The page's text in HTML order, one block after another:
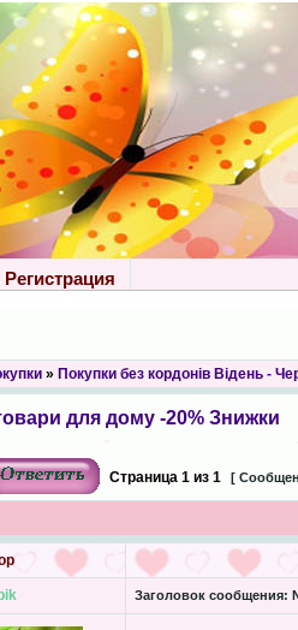
» Покупки без кордонів Відень -
для дому -20% Знижки
Страница 1из 1 [
Заголовок сообщения: